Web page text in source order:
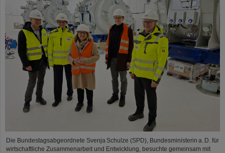
Die Bundestagsabgeordnete Svenja Schulze (SPD), Bundesministerin a. D. für
wirtschaftliche Zusammenarbeit und Entwicklung, besuchte gemeinsam mit